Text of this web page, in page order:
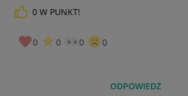
0 W PUNKT!
0 0 0 0
ODPOWIEDZ